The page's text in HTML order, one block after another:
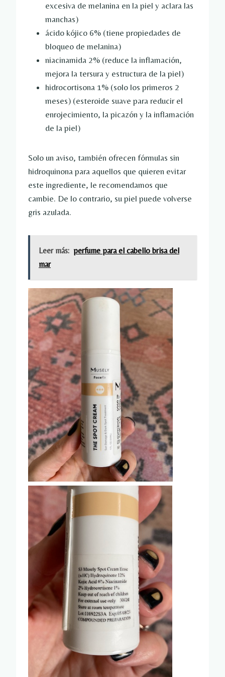
excesiva de melanina en la piel y aclara las
manchas)
ácido kójico 6% (tiene propiedades de
bloqueo de melanina)
niacinamida 2% (reduce la inflamación,
mejora la tersura y estructura de la piel)
hidrocortisona 1% (solo los primeros 2
meses) (esteroide suave para reducir el
enrojecimiento, la picazón y la inflamación
de la piel)
Solo un aviso, también ofrecen fórmulas sin
hidroquinona para aquellos que quieren evitar
este ingrediente, le recomendamos que
cambie. De lo contrario, su piel puede volverse
gris azulada.
Leer más: perfume para el cabello brisa del
mar